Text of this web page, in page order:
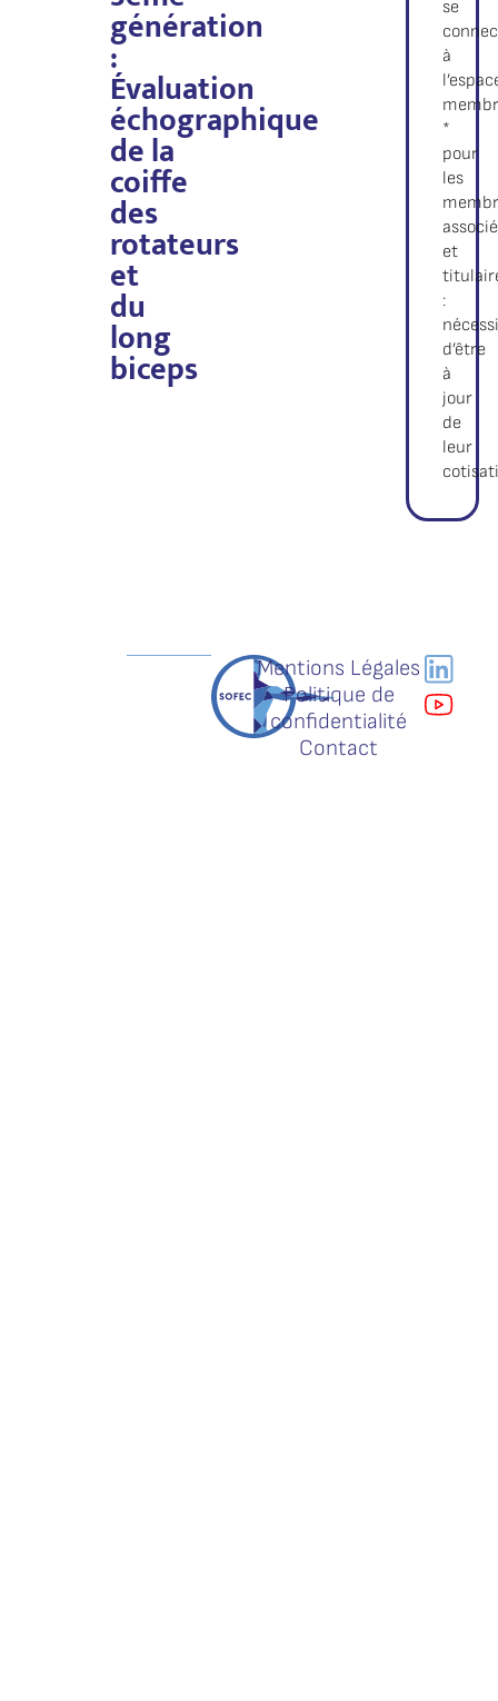
génération
:
Évaluation
échographique
de la
coiffe
des
rotateurs
et
du
long
biceps
se
à
*
pour
les
et
:
d’être
à
jour
de
leur
Mentions Légales
Politique de
confidentialité
Contact